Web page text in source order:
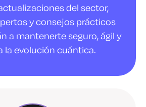
del sector,
y consejos prácticos
a mantenerte seguro, ágil y
la evolución cuántica.